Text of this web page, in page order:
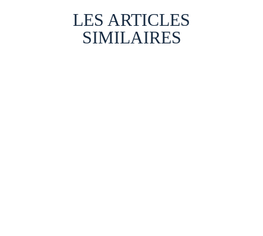
LES ARTICLES
SIMILAIRES